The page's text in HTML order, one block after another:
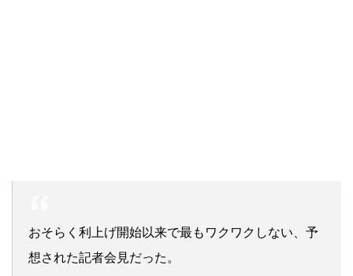
おそらく利上げ開始以来で最もワクワクしない、予
想された記者会見だった。